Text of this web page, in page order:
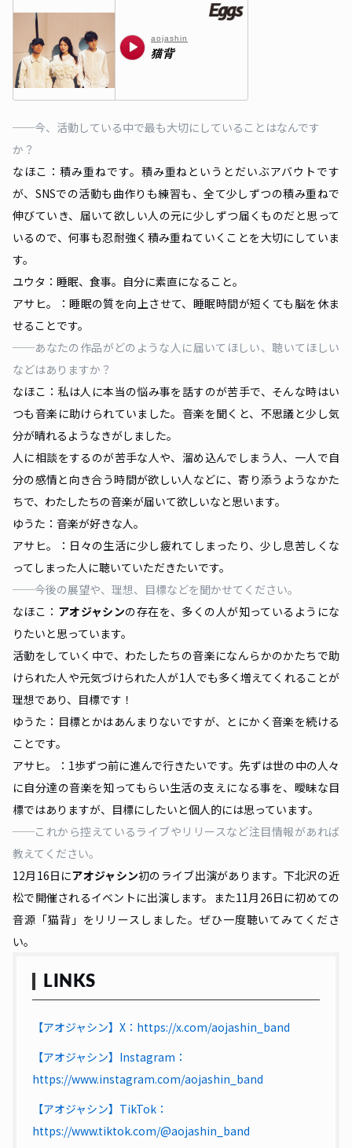
──今、活動している中で最も大切にしていることはなんです
か？
なほこ：積み重ねです。積み重ねというとだいぶアバウトです
が、SNSでの活動も曲作りも練習も、全て少しずつの積み重ねで
伸びていき、届いて欲しい人の元に少しずつ届くものだと思って
いるので、何事も忍耐強く積み重ねていくことを大切にしていま
す。
ユウタ：睡眠、食事。自分に素直になること。
アサヒ。：睡眠の質を向上させて、睡眠時間が短くても脳を休ま
せることです。
──あなたの作品がどのような人に届いてほしい、聴いてほしい
などはありますか？
なほこ：私は人に本当の悩み事を話すのが苦手で、そんな時はい
つも音楽に助けられていました。音楽を聞くと、不思議と少し気
分が晴れるようなきがしました。
人に相談をするのが苦手な人や、溜め込んでしまう人、一人で自
分の感情と向き合う時間が欲しい人などに、寄り添うようなかた
ちで、わたしたちの音楽が届いて欲しいなと思います。
ゆうた：音楽が好きな人。
アサヒ。：日々の生活に少し疲れてしまったり、少し息苦しくな
ってしまった人に聴いていただきたいです。
──今後の展望や、理想、目標などを聞かせてください。
なほこ： アオジャシンの存在を、多くの人が知っているようにな
りたいと思っています。
活動をしていく中で、わたしたちの音楽になんらかのかたちで助
けられた人や元気づけられた人が1人でも多く増えてくれることが
理想であり、目標です！
ゆうた：目標とかはあんまりないですが、とにかく音楽を続ける
ことです。
アサヒ。：1歩ずつ前に進んで行きたいです。先ずは世の中の人々
に自分達の音楽を知ってもらい生活の支えになる事を、曖昧な目
標ではありますが、目標にしたいと個人的には思っています。
──これから控えているライブやリリースなど注目情報があれば
教えてください。
12月16日にアオジャシン初のライブ出演があります。下北沢の近
松で開催されるイベントに出演します。また11月26日に初めての
音源「猫背」をリリースしました。ぜひ一度聴いてみてくださ
い。
LINKS
【アオジャシン】X：https://x.com/aojashin_band
【アオジャシン】Instagram：
https://www.instagram.com/aojashin_band
【アオジャシン】TikTok：
https://www.tiktok.com/@aojashin_band